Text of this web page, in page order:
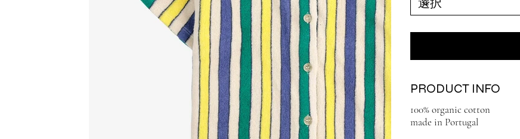
PRODUCT INFO
100% organic cotton
made in Portugal